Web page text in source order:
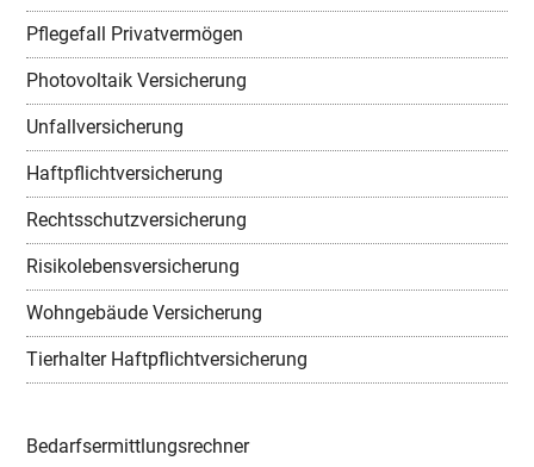
Pflegefall Privatvermögen
Photovoltaik Versicherung
Unfallversicherung
Haftpflichtversicherung
Rechtsschutzversicherung
Risikolebensversicherung
Wohngebäude Versicherung
Tierhalter Haftpflichtversicherung
Bedarfsermittlungsrechner